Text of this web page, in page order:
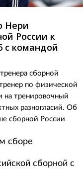
Нери
России к
с командой
сборной
по физической
на тренировочный
разногласий. Об
сборной России
сборе
сборной с